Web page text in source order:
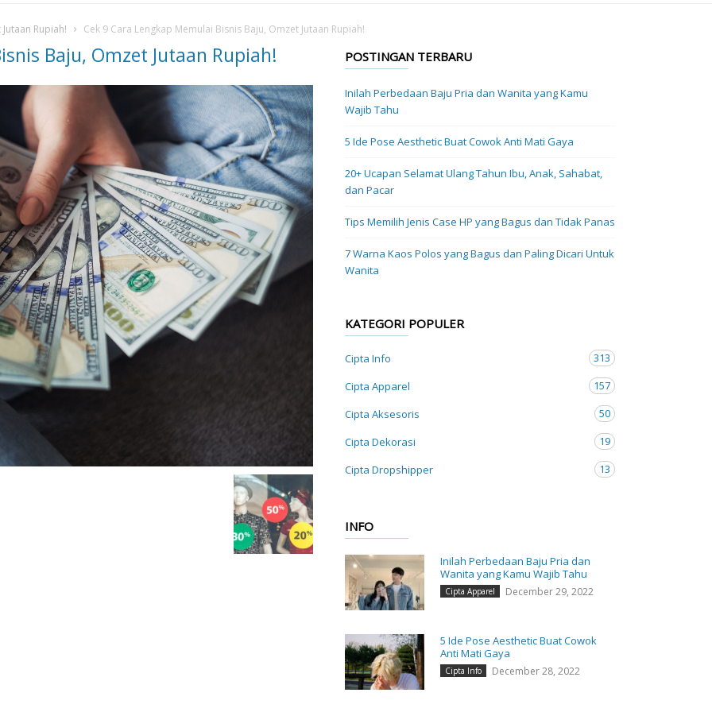
Rupiah! Cek 9 Cara Lengkap Memulai Bisnis Baju, Omzet Jutaan Rupiah!
Baju, Omzet Jutaan Rupiah! POSTINGAN TERBARU
Inilah Perbedaan Baju Pria dan Wanita yang Kamu
Wajib Tahu
5 Ide Pose Aesthetic Buat Cowok Anti Mati Gaya
20+ Ucapan Selamat Ulang Tahun Ibu, Anak, Sahabat,
dan Pacar
Tips Memilih Jenis Case HP yang Bagus dan Tidak Panas
7 Warna Kaos Polos yang Bagus dan Paling Dicari Untuk
Wanita
KATEGORI POPULER
Cipta Info
313
Cipta Apparel
157
Cipta Aksesoris
50
Cipta Dekorasi
19
Cipta Dropshipper
13
INFO
Inilah Perbedaan Baju Pria dan
Wanita yang Kamu Wajib Tahu
Cipta Apparel December 29, 2022
5 Ide Pose Aesthetic Buat Cowok
Anti Mati Gaya
Cipta Info December 28, 2022